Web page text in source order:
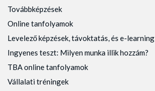
Továbbképzések
Online tanfolyamok
Levelező képzések, távoktatás, és e-learning
Ingyenes teszt: Milyen munka illik hozzám?
TBA online tanfolyamok
Vállalati tréningek